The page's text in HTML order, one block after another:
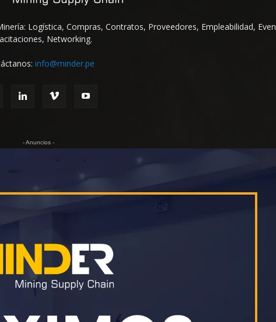
Logística, Compras, Contratos, Proveedores, Empleabilidad,
Networking.
info@minder.pe
- Anuncios -